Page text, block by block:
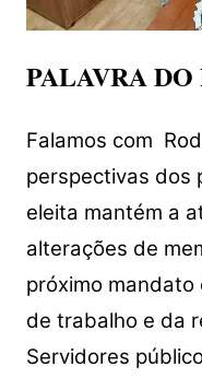
PALAVRA
Falamos com
perspectivas dos
eleita mantém a
alterações de
próximo mandato
de trabalho e da
Servidores